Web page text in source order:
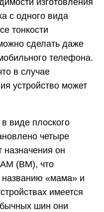
изготовления
с одного вида
тонкости
сделать даже
телефона.
в случае
устройство может
виде плоского
четыре
назначения он
(BM), что
названию «мама» и
имеется
шин они